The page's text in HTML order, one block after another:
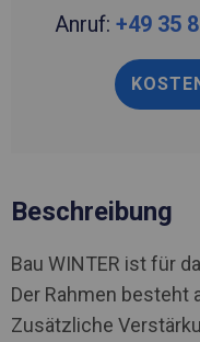
Anruf: +49 35
Beschreibung
Bau WINTER ist für
Der Rahmen besteht
Zusätzliche